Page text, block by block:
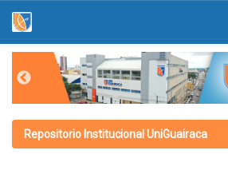
navigation
Repositorio Institucional UniGuairaca